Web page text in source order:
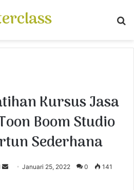
Kursus Jasa
Boom Studio
Sederhana
Januari 25, 2022 0 141